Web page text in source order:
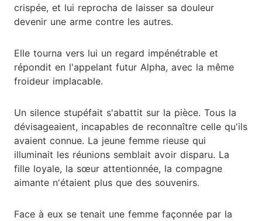
crispée, et lui reprocha de laisser sa douleur
devenir une arme contre les autres.
Elle tourna vers lui un regard impénétrable et
répondit en l'appelant futur Alpha, avec la même
froideur implacable.
Un silence stupéfait s'abattit sur la pièce. Tous la
dévisageaient, incapables de reconnaître celle qu'ils
avaient connue. La jeune femme rieuse qui
illuminait les réunions semblait avoir disparu. La
fille loyale, la sœur attentionnée, la compagne
aimante n'étaient plus que des souvenirs.
Face à eux se tenait une femme façonnée par la